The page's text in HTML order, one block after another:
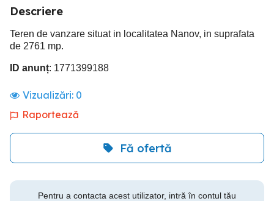
Descriere
Teren de vanzare situat in localitatea Nanov, in suprafata
de 2761 mp.
ID anunț: 1771399188
Vizualizări: 0
Raportează
Fă ofertă
Pentru a contacta acest utilizator, intră în contul tău